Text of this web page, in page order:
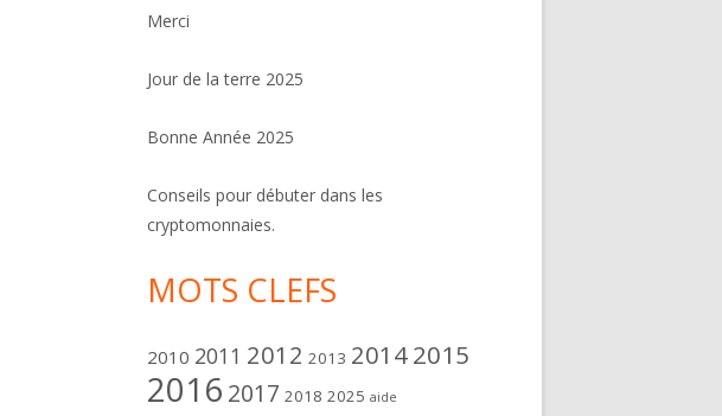
Merci
Jour de la terre 2025
Bonne Année 2025
Conseils pour débuter dans les
cryptomonnaies.
MOTS CLEFS
2010 2011 2012 2013 20142015
2016 2017 2018 2025 aide